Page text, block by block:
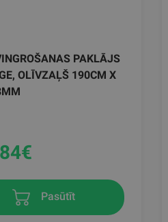
PAKLĀJS
OLĪVZAĻŠ 190CM X
€
Pasūtīt